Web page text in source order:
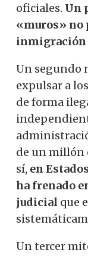
oficiales. Un
«muros» no
inmigración
Un segundo
expulsar a
de forma
de un millón
sí, en
ha frenado
judicial que
Un tercer